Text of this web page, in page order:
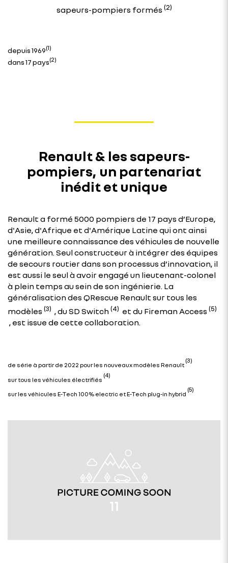
sapeurs-pompiers formés (2)
depuis 1969(1)
dans 17 pays(2)
Renault & les sapeurs-
pompiers, un partenariat
inédit et unique
Renault a formé 5000 pompiers de 17 pays d’Europe,
d'Asie, d'Afrique et d'Amérique Latine qui ont ainsi
une meilleure connaissance des véhicules de nouvelle
génération. Seul constructeur à intégrer des équipes
de secours routier dans son processus d’innovation, il
est aussi le seul à avoir engagé un lieutenant-colonel
à plein temps au sein de son ingénierie. La
généralisation des QRescue Renault sur tous les
modèles (3) , du SD Switch(4) et du Fireman Access (5)
, est issue de cette collaboration.
de série à partir de 2022 pour les nouveaux modèles Renault
(3)
sur tous les véhicules électrifiés
(4)
sur les véhicules E-Tech 100% electric et E-Tech plug-in hybrid
(5)